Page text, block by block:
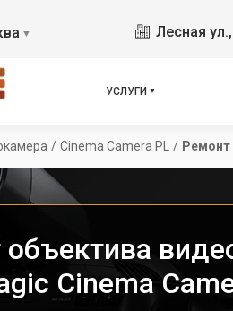
▼ Лесная
УСЛУГИ
/ Cinema Camera PL / Ремонт
Cinema